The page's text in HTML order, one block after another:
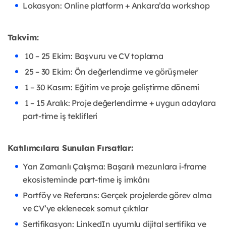
Lokasyon: Online platform + Ankara’da workshop
Takvim:
10 – 25 Ekim: Başvuru ve CV toplama
25 – 30 Ekim: Ön değerlendirme ve görüşmeler
1 – 30 Kasım: Eğitim ve proje geliştirme dönemi
1 – 15 Aralık: Proje değerlendirme + uygun adaylara
part-time iş teklifleri
Katılımcılara Sunulan Fırsatlar:
Yarı Zamanlı Çalışma: Başarılı mezunlara i-frame
ekosisteminde part-time iş imkânı
Portföy ve Referans: Gerçek projelerde görev alma
ve CV’ye eklenecek somut çıktılar
Sertifikasyon: LinkedIn uyumlu dijital sertifika ve